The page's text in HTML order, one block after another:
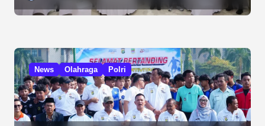
News Olahraga Polri